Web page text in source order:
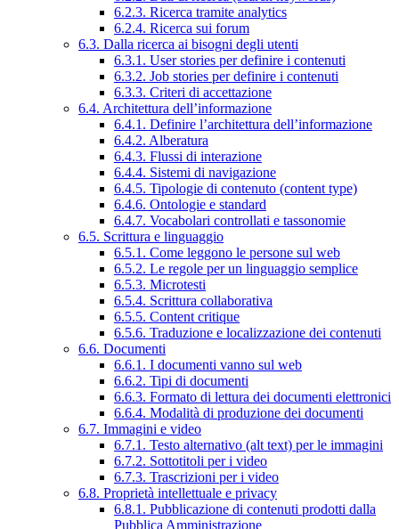
6.2.3. Ricerca tramite analytics
6.2.4. Ricerca sui forum
6.3. Dalla ricerca ai bisogni degli utenti
6.3.1. User stories per definire i contenuti
6.3.2. Job stories per definire i contenuti
6.3.3. Criteri di accettazione
6.4. Architettura dell’informazione
6.4.1. Definire l’architettura dell’informazione
6.4.2. Alberatura
6.4.3. Flussi di interazione
6.4.4. Sistemi di navigazione
6.4.5. Tipologie di contenuto (content type)
6.4.6. Ontologie e standard
6.4.7. Vocabolari controllati e tassonomie
6.5. Scrittura e linguaggio
6.5.1. Come leggono le persone sul web
6.5.2. Le regole per un linguaggio semplice
6.5.3. Microtesti
6.5.4. Scrittura collaborativa
6.5.5. Content critique
6.5.6. Traduzione e localizzazione dei contenuti
6.6. Documenti
6.6.1. I documenti vanno sul web
6.6.2. Tipi di documenti
6.6.3. Formato di lettura dei documenti elettronici
6.6.4. Modalità di produzione dei documenti
6.7. Immagini e video
6.7.1. Testo alternativo (alt text) per le immagini
6.7.2. Sottotitoli per i video
6.7.3. Trascrizioni per i video
6.8. Proprietà intellettuale e privacy
6.8.1. Pubblicazione di contenuti prodotti dalla
Pubblica Amministrazione